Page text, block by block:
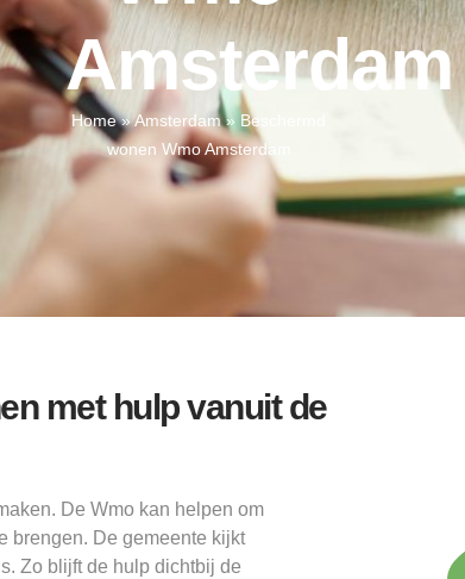
Amsterdam
Home»Amsterdam» Beschermd
wonen Wmo Amsterdam
met hulp vanuit de
De Wmo kan helpen om
brengen. De gemeente kijkt
Zo blijft de hulp dichtbij de